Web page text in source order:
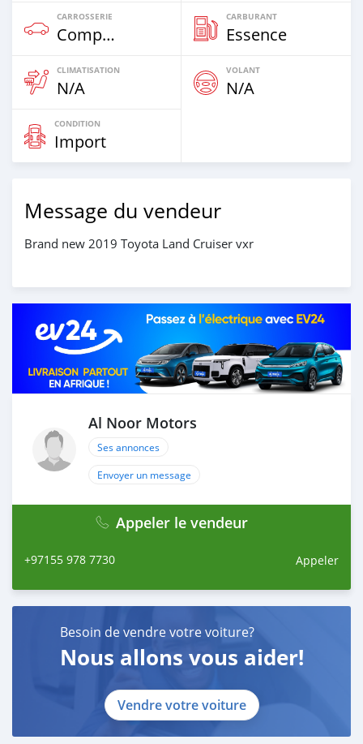
CARROSSERIE
Compacte
CARBURANT
Essence
CLIMATISATION
N/A
VOLANT
N/A
CONDITION
Import
Message du vendeur
Brand new 2019 Toyota Land Cruiser vxr
Al Noor Motors
Ses annonces
Envoyer un message
Appeler le vendeur
+97155 978 7730 Appeler
Besoin de vendre votre voiture?
Nous allons vous aider!
Vendre votre voiture